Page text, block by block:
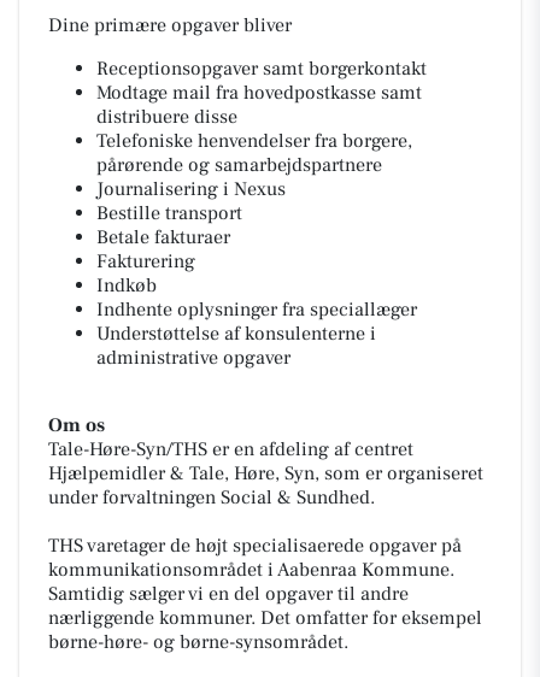
Dine primære opgaver bliver
Receptionsopgaver samt borgerkontakt
Modtage mail fra hovedpostkasse samt
distribuere disse
Telefoniske henvendelser fra borgere,
pårørende og samarbejdspartnere
Journalisering i Nexus
Bestille transport
Betale fakturaer
Fakturering
Indkøb
Indhente oplysninger fra speciallæger
Understøttelse af konsulenterne i
administrative opgaver
Om os
Tale-Høre-Syn/THS er en afdeling af centret
Hjælpemidler & Tale, Høre, Syn, som er organiseret
under forvaltningen Social & Sundhed.
THS varetager de højt specialisaerede opgaver på
kommunikationsområdet i Aabenraa Kommune.
Samtidig sælger vi en del opgaver til andre
nærliggende kommuner. Det omfatter for eksempel
børne-høre- og børne-synsområdet.